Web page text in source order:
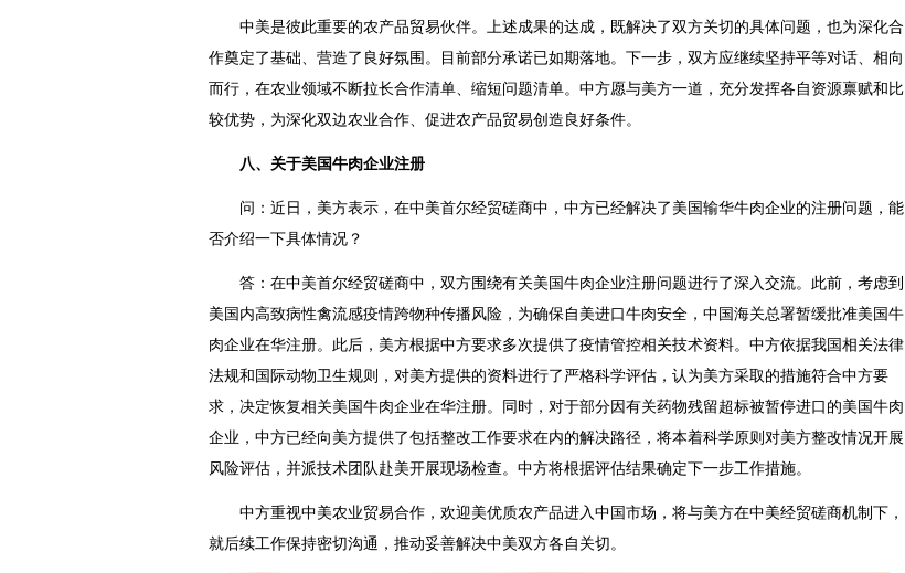
中美是彼此重要的农产品贸易伙伴。上述成果的达成，既解决了双方关切的具体问题，也为深化合
作奠定了基础、营造了良好氛围。目前部分承诺已如期落地。下一步，双方应继续坚持平等对话、相向
而行，在农业领域不断拉长合作清单、缩短问题清单。中方愿与美方一道，充分发挥各自资源禀赋和比
较优势，为深化双边农业合作、促进农产品贸易创造良好条件。
八、关于美国牛肉企业注册
问：近日，美方表示，在中美首尔经贸磋商中，中方已经解决了美国输华牛肉企业的注册问题，能
否介绍一下具体情况？
答：在中美首尔经贸磋商中，双方围绕有关美国牛肉企业注册问题进行了深入交流。此前，考虑到
美国内高致病性禽流感疫情跨物种传播风险，为确保自美进口牛肉安全，中国海关总署暂缓批准美国牛
肉企业在华注册。此后，美方根据中方要求多次提供了疫情管控相关技术资料。中方依据我国相关法律
法规和国际动物卫生规则，对美方提供的资料进行了严格科学评估，认为美方采取的措施符合中方要
求，决定恢复相关美国牛肉企业在华注册。同时，对于部分因有关药物残留超标被暂停进口的美国牛肉
企业，中方已经向美方提供了包括整改工作要求在内的解决路径，将本着科学原则对美方整改情况开展
风险评估，并派技术团队赴美开展现场检查。中方将根据评估结果确定下一步工作措施。
中方重视中美农业贸易合作，欢迎美优质农产品进入中国市场，将与美方在中美经贸磋商机制下，
就后续工作保持密切沟通，推动妥善解决中美双方各自关切。